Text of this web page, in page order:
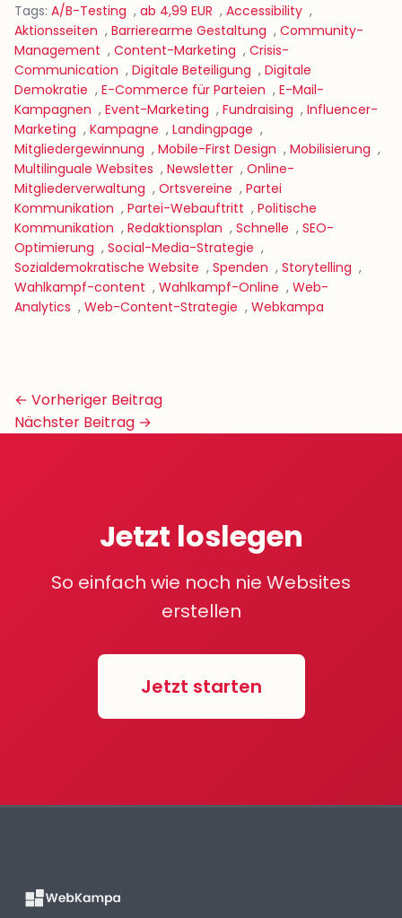
Tags: A/B-Testing , ab 4,99 EUR , Accessibility ,
Aktionsseiten , Barrierearme Gestaltung , Community-
Management , Content-Marketing , Crisis-
Communication , Digitale Beteiligung , Digitale
Demokratie , E-Commerce für Parteien , E-Mail-
Kampagnen , Event-Marketing , Fundraising , Influencer-
Marketing , Kampagne , Landingpage ,
Mitgliedergewinnung , Mobile-First Design , Mobilisierung ,
Multilinguale Websites , Newsletter , Online-
Mitgliederverwaltung , Ortsvereine , Partei
Kommunikation , Partei-Webauftritt , Politische
Kommunikation , Redaktionsplan , Schnelle , SEO-
Optimierung , Social-Media-Strategie ,
Sozialdemokratische Website , Spenden , Storytelling ,
Wahlkampf-content , Wahlkampf-Online , Web-
Analytics , Web-Content-Strategie , Webkampa
Beitrags-
Navigation
← Vorheriger Beitrag
Nächster Beitrag →
Jetzt loslegen
So einfach wie noch nie Websites
erstellen
Jetzt starten